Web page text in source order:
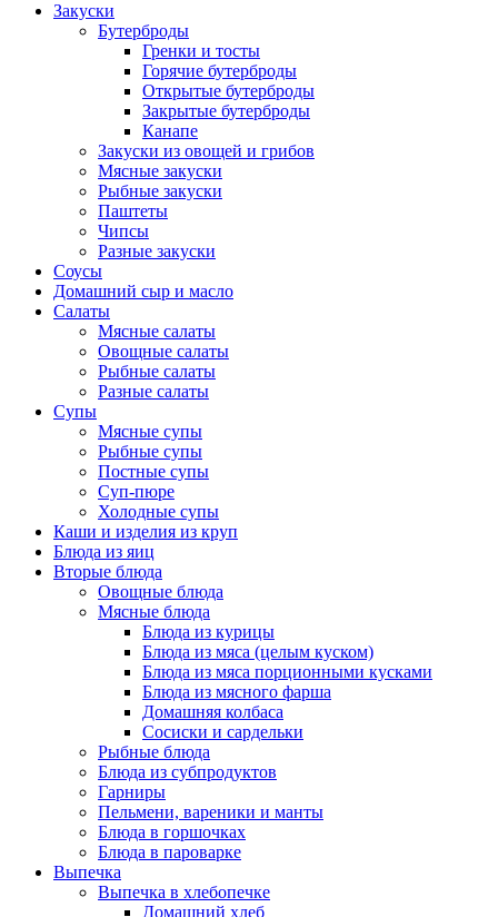
Закуски
Бутерброды
Гренки и тосты
Горячие бутерброды
Открытые бутерброды
Закрытые бутерброды
Канапе
Закуски из овощей и грибов
Мясные закуски
Рыбные закуски
Паштеты
Чипсы
Разные закуски
Соусы
Домашний сыр и масло
Салаты
Мясные салаты
Овощные салаты
Рыбные салаты
Разные салаты
Супы
Мясные супы
Рыбные супы
Постные супы
Суп-пюре
Холодные супы
Каши и изделия из круп
Блюда из яиц
Вторые блюда
Овощные блюда
Мясные блюда
Блюда из курицы
Блюда из мяса (целым куском)
Блюда из мяса порционными кусками
Блюда из мясного фарша
Домашняя колбаса
Сосиски и сардельки
Рыбные блюда
Блюда из субпродуктов
Гарниры
Пельмени, вареники и манты
Блюда в горшочках
Блюда в пароварке
Выпечка
Выпечка в хлебопечке
Домашний хлеб